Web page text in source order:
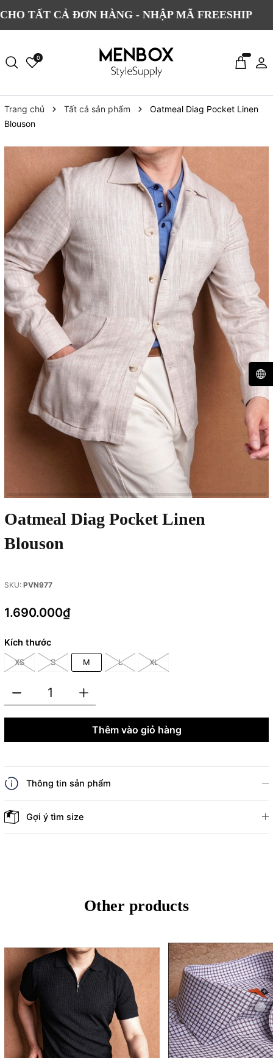
ĐƠN HÀNG - NHẬP MÃ FREESHIP ĐỔI
0
Trang chủ Tất cả sản phẩm
Oatmeal Diag Pocket Linen
Blouson
Oatmeal Diag Pocket Linen
Blouson
SKU: PVN977
1.690.000₫
Kích thước
XS S M L XL
Thêm vào giỏ hàng
Thông tin sản phẩm
Gợi ý tìm size
Other products